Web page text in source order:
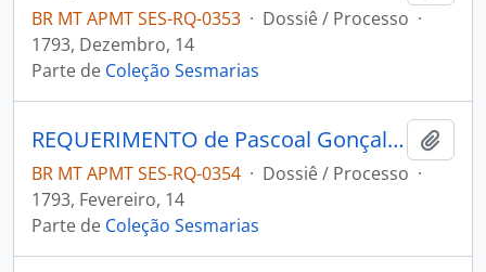
BR MT APMT SES-RQ-0353 · Dossiê / Processo ·
1793, Dezembro, 14
Parte de Coleção Sesmarias
REQUERIMENTO de Pascoal Gonçalves ao Governador e Capitão-General da Capitania de Mato Grosso João de Albuquerque de Melo Pereira e Cáceres.
BR MT APMT SES-RQ-0354 · Dossiê / Processo ·
1793, Fevereiro, 14
Parte de Coleção Sesmarias